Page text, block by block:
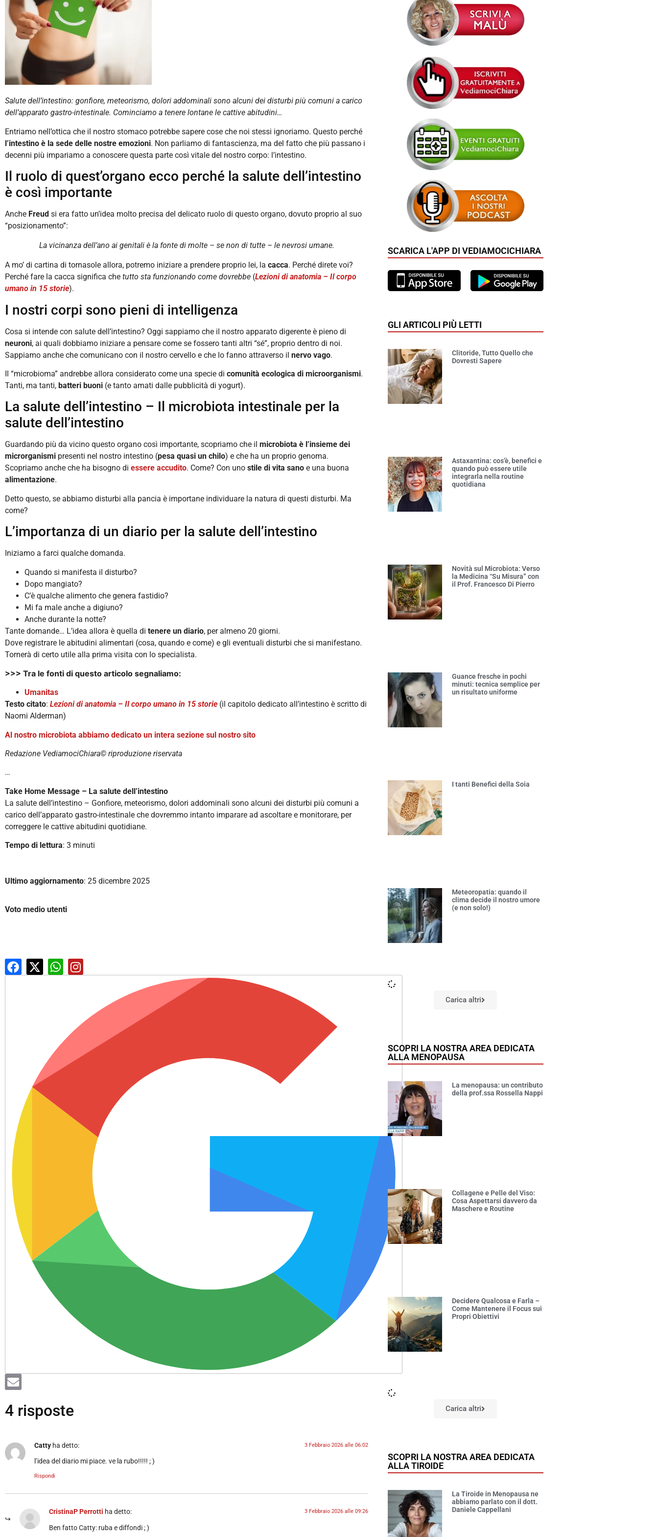
Salute dell’intestino: gonfiore, meteorismo, dolori addominali sono alcuni dei disturbi più comuni a carico
dell’apparato gastro-intestinale. Cominciamo a tenere lontane le cattive abitudini…
Entriamo nell’ottica che il nostro stomaco potrebbe sapere cose che noi stessi ignoriamo. Questo perché
l’intestino è la sede delle nostre emozioni. Non parliamo di fantascienza, ma del fatto che più passano i
decenni più impariamo a conoscere questa parte così vitale del nostro corpo: l’intestino.
Il ruolo di quest’organo ecco perché la salute dell’intestino
è così importante
Anche Freud si era fatto un’idea molto precisa del delicato ruolo di questo organo, dovuto proprio al suo
“posizionamento”:
La vicinanza dell’ano ai genitali è la fonte di molte – se non di tutte – le nevrosi umane.
A mo’ di cartina di tornasole allora, potremo iniziare a prendere proprio lei, la cacca. Perché direte voi?
Perché fare la cacca significa che tutto sta funzionando come dovrebbe (Lezioni di anatomia – Il corpo
umano in 15 storie).
I nostri corpi sono pieni di intelligenza
Cosa si intende con salute dell’intestino? Oggi sappiamo che il nostro apparato digerente è pieno di
neuroni, ai quali dobbiamo iniziare a pensare come se fossero tanti altri “sé”, proprio dentro di noi.
Sappiamo anche che comunicano con il nostro cervello e che lo fanno attraverso il nervo vago.
Il “microbioma” andrebbe allora considerato come una specie di comunità ecologica di microorganismi.
Tanti, ma tanti, batteri buoni (e tanto amati dalle pubblicità di yogurt).
La salute dell’intestino – Il microbiota intestinale per la
salute dell’intestino
Guardando più da vicino questo organo così importante, scopriamo che il microbiota è l’insieme dei
microrganismi presenti nel nostro intestino (pesa quasi un chilo) e che ha un proprio genoma.
Scopriamo anche che ha bisogno di essere accudito. Come? Con uno stile di vita sano e una buona
alimentazione.
Detto questo, se abbiamo disturbi alla pancia è importane individuare la natura di questi disturbi. Ma
come?
L’importanza di un diario per la salute dell’intestino
Iniziamo a farci qualche domanda.
Quando si manifesta il disturbo?
Dopo mangiato?
C’è qualche alimento che genera fastidio?
Mi fa male anche a digiuno?
Anche durante la notte?
Tante domande… L’idea allora è quella di tenere un diario, per almeno 20 giorni.
Dove registrare le abitudini alimentari (cosa, quando e come) e gli eventuali disturbi che si manifestano.
Tornerà di certo utile alla prima visita con lo specialista.
>>> Tra le fonti di questo articolo segnaliamo:
Umanitas
Testo citato: Lezioni di anatomia – Il corpo umano in 15 storie (il capitolo dedicato all’intestino è scritto di
Naomi Alderman)
Al nostro microbiota abbiamo dedicato un intera sezione sul nostro sito
Redazione VediamociChiara©️ riproduzione riservata
…
Take Home Message – La salute dell’intestino
La salute dell’intestino – Gonfiore, meteorismo, dolori addominali sono alcuni dei disturbi più comuni a
carico dell’apparato gastro-intestinale che dovremmo intanto imparare ad ascoltare e monitorare, per
correggere le cattive abitudini quotidiane.
Tempo di lettura: 3 minuti
Ultimo aggiornamento: 25 dicembre 2025
Voto medio utenti
4 risposte
Catty ha detto: 3 Febbraio 2026 alle 06:02
l’idea del diario mi piace. ve la rubo!!!!! ; )
Rispondi
CristinaP Perrotti ha detto: 3 Febbraio 2026 alle 09:26
Ben fatto Catty: ruba e diffondi ; )
SCARICA L'APP DI VEDIAMOCICHIARA
GLI ARTICOLI PIÙ LETTI
Clitoride, Tutto Quello che
Dovresti Sapere
Astaxantina: cos’è, benefici e
quando può essere utile
integrarla nella routine
quotidiana
Novità sul Microbiota: Verso
la Medicina “Su Misura” con
il Prof. Francesco Di Pierro
Guance fresche in pochi
minuti: tecnica semplice per
un risultato uniforme
I tanti Benefici della Soia
Meteoropatia: quando il
clima decide il nostro umore
(e non solo!)
Carica altri
SCOPRI LA NOSTRA AREA DEDICATA
ALLA MENOPAUSA
La menopausa: un contributo
della prof.ssa Rossella Nappi
Collagene e Pelle del Viso:
Cosa Aspettarsi davvero da
Maschere e Routine
Decidere Qualcosa e Farla –
Come Mantenere il Focus sui
Propri Obiettivi
Carica altri
SCOPRI LA NOSTRA AREA DEDICATA
ALLA TIROIDE
La Tiroide in Menopausa ne
abbiamo parlato con il dott.
Daniele Cappellani